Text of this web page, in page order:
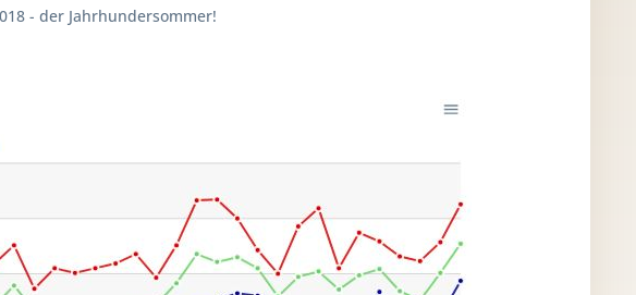
- der Jahrhundersommer!